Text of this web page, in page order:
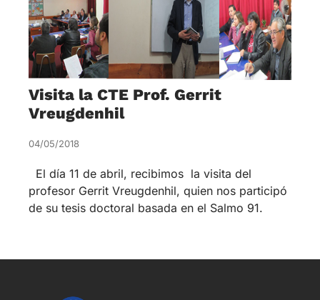
Visita la CTE Prof. Gerrit
Vreugdenhil
04/05/2018
El día 11 de abril, recibimos la visita del
profesor Gerrit Vreugdenhil, quien nos participó
de su tesis doctoral basada en el Salmo 91.